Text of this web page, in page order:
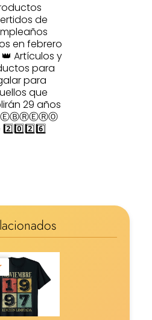
de
en febrero
👑 Artículos y
para
para
que
29 años